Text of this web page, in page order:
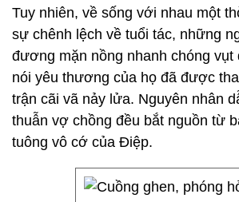
Tuy nhiên, về sống với nhau một
sự chênh lệch về tuổi tác, những
đương mặn nồng nhanh chóng vụt
nói yêu thương của họ đã được
trận cãi vã nảy lửa. Nguyên nhân
thuẫn vợ chồng đều bắt nguồn từ
tuông vô cớ của Điệp.